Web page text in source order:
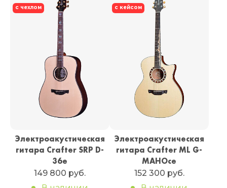
с чехлом
Электроакустическая
гитара Crafter SRP D-
36e
149 800 руб.
с кейсом
Электроакустическая
гитара Crafter ML G-
MAHOce
152 300 руб.